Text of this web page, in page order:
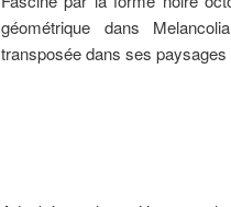
géométrique dans
transposée dans ses paysages